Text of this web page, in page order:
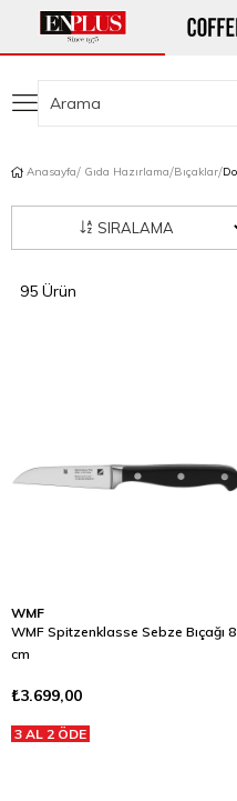
Anasayfa Gıda Hazırlama Bıçaklar
SIRALAMA
95 Ürün
WMF
WMF Spitzenklasse Sebze Bıçağı 8
cm
₺3.699,00
3 AL 2 ÖDE